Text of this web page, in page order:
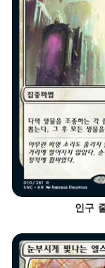
인구